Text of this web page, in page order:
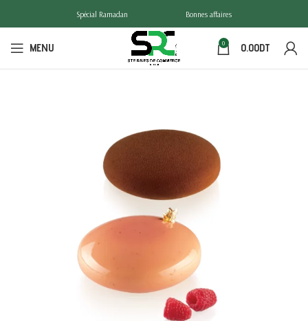
Spécial Ramadan Bonnes affaires
MENU 0 0.00DT